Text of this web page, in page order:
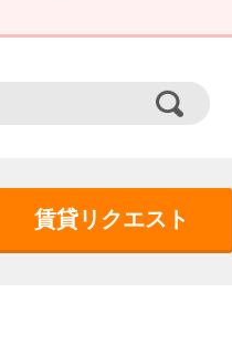
賃貸リクエスト